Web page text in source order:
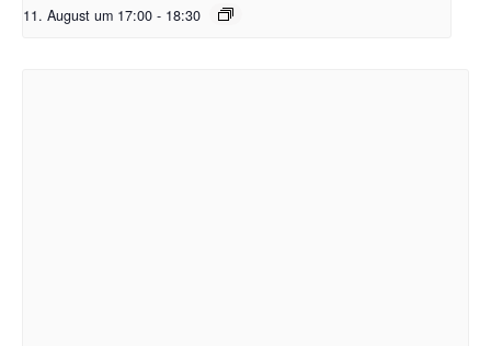
11. August um 17:00 - 18:30